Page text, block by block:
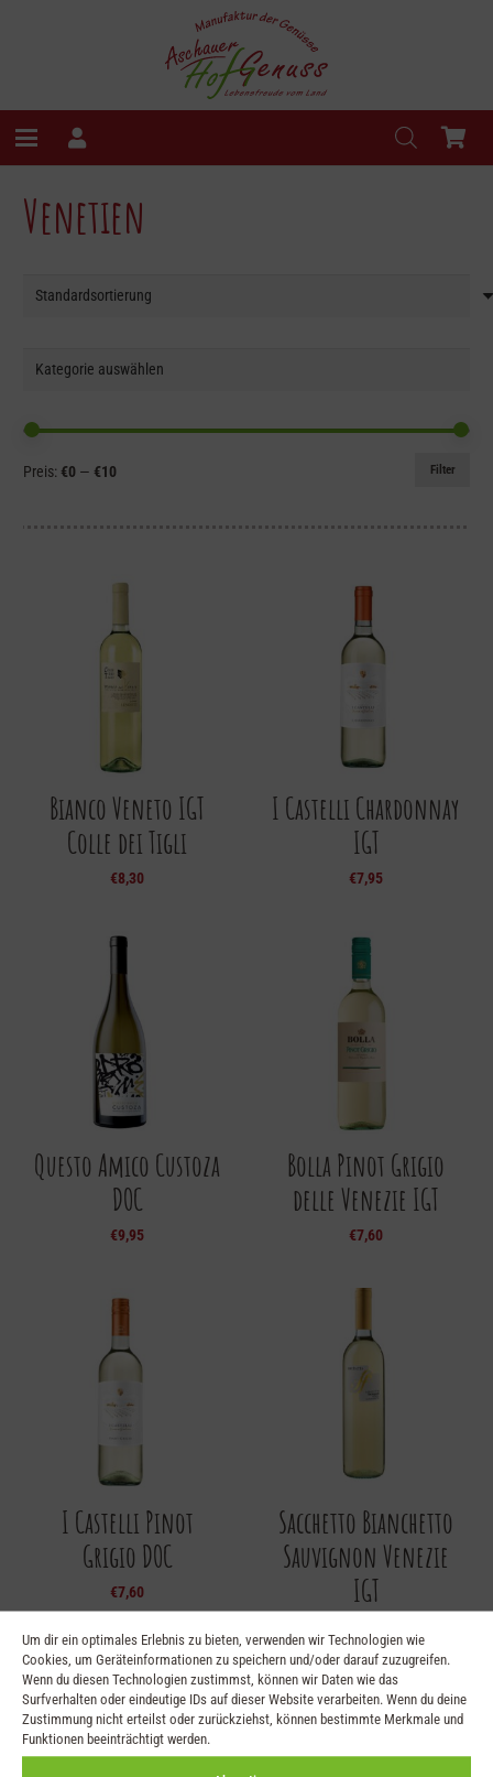
Um dir ein optimales Erlebnis zu bieten, verwenden wir Technologien wie
Cookies, um Geräteinformationen zu speichern und/oder darauf zuzugreifen.
Wenn du diesen Technologien zustimmst, können wir Daten wie das
Surfverhalten oder eindeutige IDs auf dieser Website verarbeiten. Wenn du deine
Zustimmung nicht erteilst oder zurückziehst, können bestimmte Merkmale und
Funktionen beeinträchtigt werden.
Venetien
Min.
Max.
Filter
Preis: €0 — €10
Bianco Veneto IGT
Colle dei Tigli
€8,30
I Castelli Chardonnay
IGT
€7,95
Questo Amico Custoza
DOC
€9,95
Bolla Pinot Grigio
delle Venezie IGT
€7,60
I Castelli Pinot
Grigio DOC
€7,60
Sacchetto Bianchetto
Sauvignon Venezie
IGT